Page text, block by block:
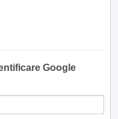
Google